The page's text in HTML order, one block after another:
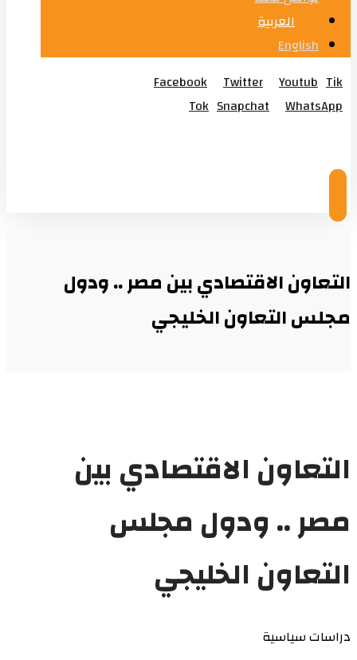
العربية
English
Facebook
Twitter Youtub Tik
Tok Snapchat
WhatsApp
التعاون الاقتصادي بين مصر .. ودول
مجلس التعاون الخليجي
التعاون الاقتصادي بين
مصر .. ودول مجلس
التعاون الخليجي
دراسات سياسية